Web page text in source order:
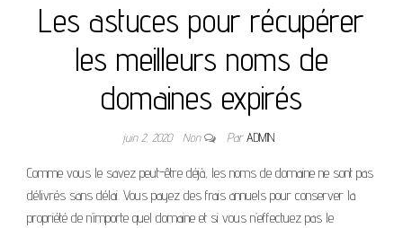
Les astuces pour récupérer
les meilleurs noms de
domaines expirés
juin 2, 2020 Non ParADMIN
Comme vous le savez peut-être déjà, les noms de domaine ne sont pas
délivrés sans délai. Vous payez des frais annuels pour conserver la
propriété de n’importe quel domaine et si vous n’effectuez pas le